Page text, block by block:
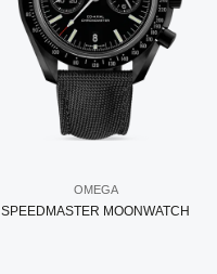
OMEGA
SPEEDMASTER MOONWATCH